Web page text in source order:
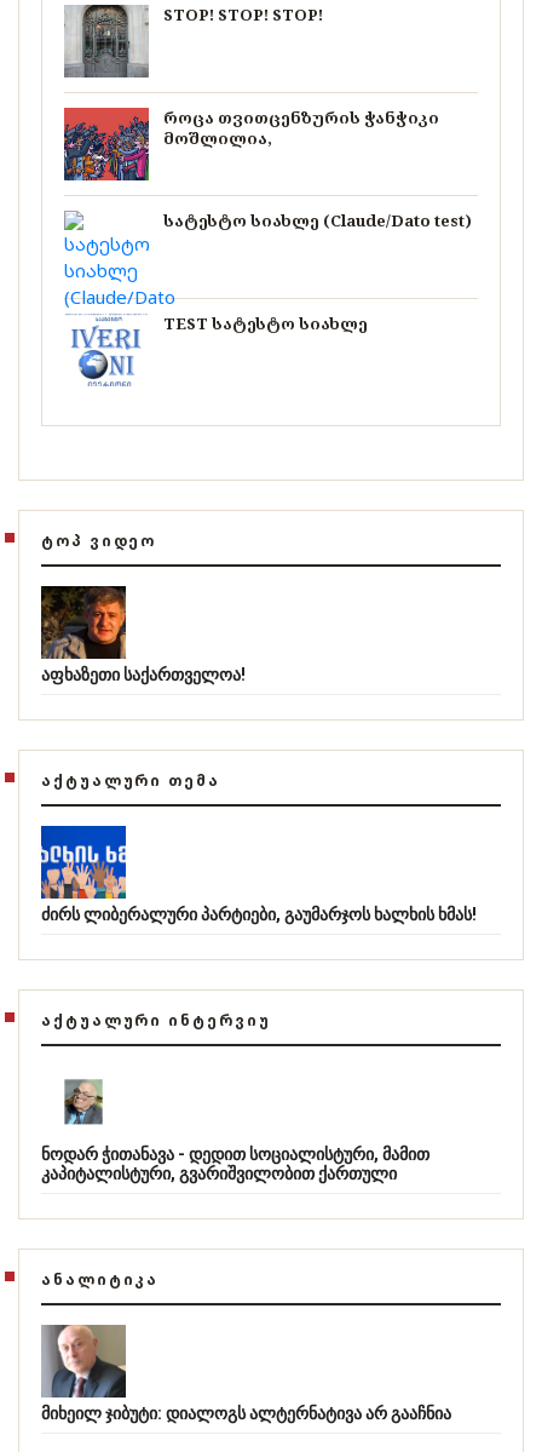
STOP! STOP! STOP!
როცა თვითცენზურის ჭანჭიკი
მოშლილია,
სატესტო სიახლე (Claude/Dato test)
TEST სატესტო სიახლე
ᲢᲝᲞ ᲕᲘᲓᲔᲝ
აფხაზეთი საქართველოა!
ᲐᲥᲢᲣᲐᲚᲣᲠᲘ ᲗᲔᲛᲐ
ძირს ლიბერალური პარტიები, გაუმარჯოს ხალხის ხმას!
ᲐᲥᲢᲣᲐᲚᲣᲠᲘ ᲘᲜᲢᲔᲠᲕᲘᲣ
ნოდარ ჭითანავა - დედით სოციალისტური, მამით
კაპიტალისტური, გვარიშვილობით ქართული
ᲐᲜᲐᲚᲘᲢᲘᲙᲐ
მიხეილ ჯიბუტი: დიალოგს ალტერნატივა არ გააჩნია